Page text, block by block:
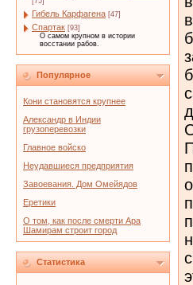
Гибель Карфагена [47]
Спартак [93]
О самом крупном в истории
восстании рабов.
Популярное
Кони становятся крупнее
Александр в Индии
грузоперевозки
Главное войско
Неудавшиеся предприятия
Завоевания. Дом Омейядов
Еретики
О том, как после смерти Ара
Шамирам строит город
Статистика